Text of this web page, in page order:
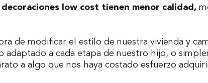
decoraciones low cost tienen menor calidad ,
de modificar el estilo de nuestra vivienda y
a cada etapa de nuestro hijo, o
a algo que nos haya costado esfuerzo